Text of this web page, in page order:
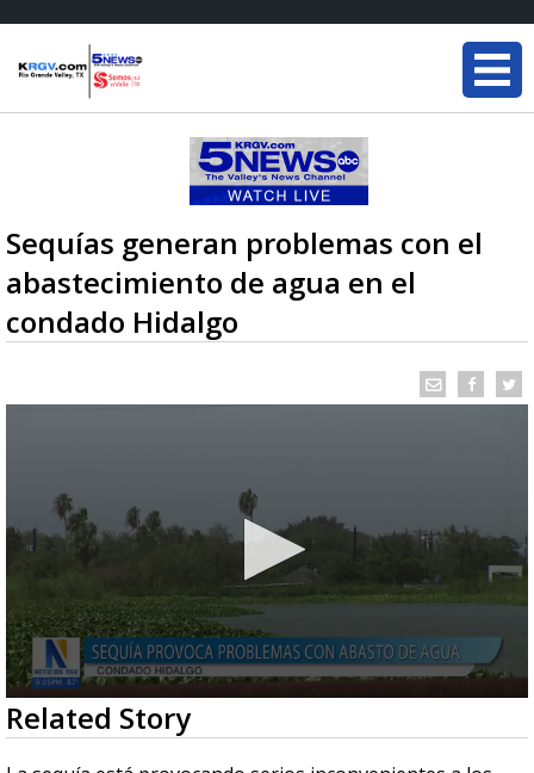
Sequías generan problemas con el
abastecimiento de agua en el
condado Hidalgo
0
seconds
of
1
Related Story